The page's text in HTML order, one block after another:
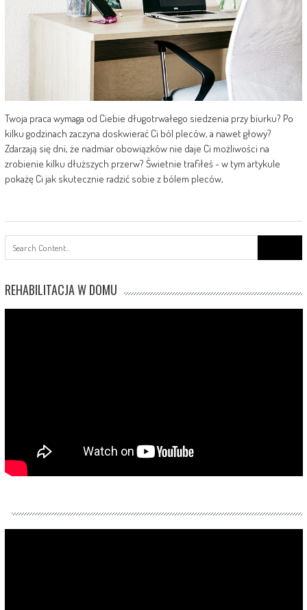
Twoja praca wymaga od Ciebie długotrwałego siedzenia przy biurku? Po
kilku godzinach zaczyna doskwierać Ci ból pleców, a nawet głowy?
Zdarzają się dni, że nadmiar obowiązków nie daje Ci możliwości na
zrobienie kilku dłuższych przerw? Świetnie trafiłeś - w tym artykule
pokażę Ci jak skutecznie radzić sobie z bólem pleców,
REHABILITACJA W DOMU